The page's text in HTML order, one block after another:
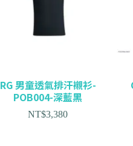
RG 男童透氣排汗襯衫-
POB004-深藍黑
NT$3,380